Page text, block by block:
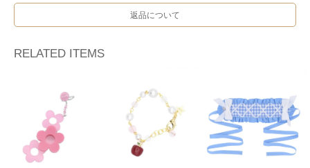
返品について
RELATED ITEMS